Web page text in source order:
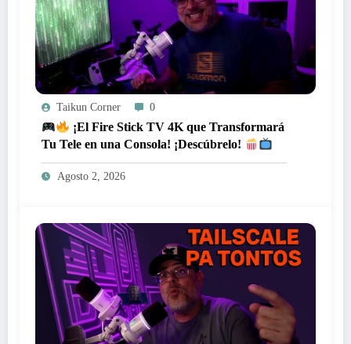
Taikun Corner 0
¡El Fire Stick TV 4K que Transformará
Tu Tele en una Consola! ¡Descúbrelo!
Agosto 2, 2026